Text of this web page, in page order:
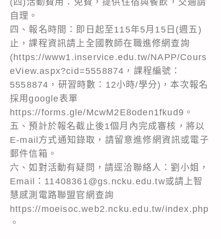
自理。
四、報名時間：即日起至115年5月15日(週五)
止，課程資訊請上全國教師在職進修網查詢
(https://www1.inservice.edu.tw/NAPP/Cours
eView.aspx?cid=5558874，課程編號：
5558874，研習時數：12小時/學分)，本次報名
採用google表單
https://forms.gle/McwM2E8oden1fkud9。
五、預計於報名截止後1個月內完成審核，將以
E-mail方式通知錄取，請留意進修網資訊或電子
郵件信箱。
六、如對活動有疑問，請逕洽聯絡人：劉小姐，
Email：11408361@gs.ncku.edu.tw或請上智
慧感測電路聯盟官網查詢
https://moeisoc.web2.ncku.edu.tw/index.php
。